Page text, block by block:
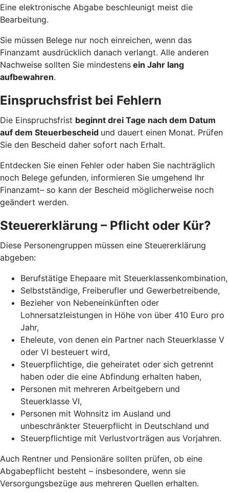
Eine elektronische Abgabe beschleunigt meist die
Bearbeitung.
Sie müssen Belege nur noch einreichen, wenn das
Finanzamt ausdrücklich danach verlangt. Alle anderen
Nachweise sollten Sie mindestens ein Jahr lang
aufbewahren.
Einspruchsfrist bei Fehlern
Die Einspruchsfrist beginnt drei Tage nach dem Datum
auf dem Steuerbescheid und dauert einen Monat. Prüfen
Sie den Bescheid daher sofort nach Erhalt.
Entdecken Sie einen Fehler oder haben Sie nachträglich
noch Belege gefunden, informieren Sie umgehend Ihr
Finanzamt– so kann der Bescheid möglicherweise noch
geändert werden.
Steuererklärung – Pflicht oder Kür?
Diese Personengruppen müssen eine Steuererklärung
abgeben:
Berufstätige Ehepaare mit Steuerklassenkombination,
Selbstständige, Freiberufler und Gewerbetreibende,
Bezieher von Nebeneinkünften oder
Lohnersatzleistungen in Höhe von über 410 Euro pro
Jahr,
Eheleute, von denen ein Partner nach Steuerklasse V
oder VI besteuert wird,
Steuerpflichtige, die geheiratet oder sich getrennt
haben oder die eine Abfindung erhalten haben,
Personen mit mehreren Arbeitgebern und
Steuerklasse VI,
Personen mit Wohnsitz im Ausland und
unbeschränkter Steuerpflicht in Deutschland und
Steuerpflichtige mit Verlustvorträgen aus Vorjahren.
Auch Rentner und Pensionäre sollten prüfen, ob eine
Abgabepflicht besteht – insbesondere, wenn sie
Versorgungsbezüge aus mehreren Quellen erhalten.